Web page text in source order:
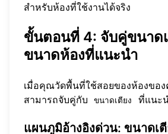
สำหรับห้องที่ใช้งานได้จริง
ขั้นตอนที่ 4: จับคู่ขนาด
ขนาดห้องที่แนะนำ
เมื่อคุณวัดพื้นที่ใช้สอยของห้องขอ
สามารถจับคู่กับ
ขนาดเตียง ที่แนะ
แผนภูมิอ้างอิงด่วน: ขนาดเ